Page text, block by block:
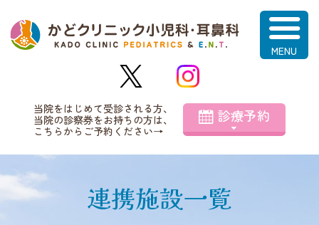
かどクリニック
当院をはじめて受診される方、
当院の診察券をお持ちの方は、
こちらからご予約ください→
診療予約
連携施設一覧